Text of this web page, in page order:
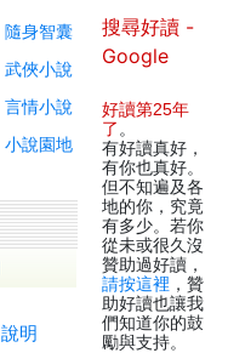
隨身智囊
武俠小說
言情小說
小說園地
說明
搜尋好讀 -
Google
好讀第25年
了 。
有好讀真好，
有你也真好。
但不知遍及各
地的你，究竟
有多少。若你
從未或很久沒
贊助過好讀，
請按這裡 ，贊
助好讀也讓我
們知道你的鼓
勵與支持。